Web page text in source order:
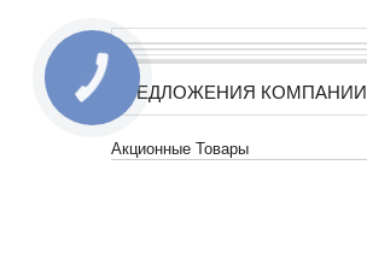
ПРЕДЛОЖЕНИЯ КОМПАНИИ
Акционные Товары